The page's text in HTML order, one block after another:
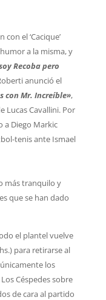
el ‘Cacique’
a la misma, y
Recoba pero
anunció el
con Mr. Increíble»,
Lucas Cavallini. Por
a Diego Markic
tenis ante Ismael
más tranquilo y
que se han dado
el plantel vuelve
para retirarse al
los
Céspedes sobre
de cara al partido